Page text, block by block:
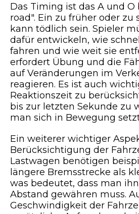
Das Timing ist das A und O
road". Ein zu früher oder zu
kann tödlich sein. Spieler
dafür entwickeln, wie
fahren und wie weit sie
erfordert Übung und die
auf Veränderungen im
reagieren. Es ist auch
Reaktionszeit zu
bis zur letzten Sekunde zu
man sich in Bewegung
Ein weiterer wichtiger
Berücksichtigung der
Lastwagen benötigen
längere Bremsstrecke als
was bedeutet, dass man
Abstand gewähren muss.
Geschwindigkeit der